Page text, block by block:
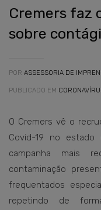
Cremers faz
sobre
POR ASSESSORIA DE
PUBLICADO EM
O Cremers vê o
Covid-19 no estado
campanha mais
contaminação
frequentados
repetindo de